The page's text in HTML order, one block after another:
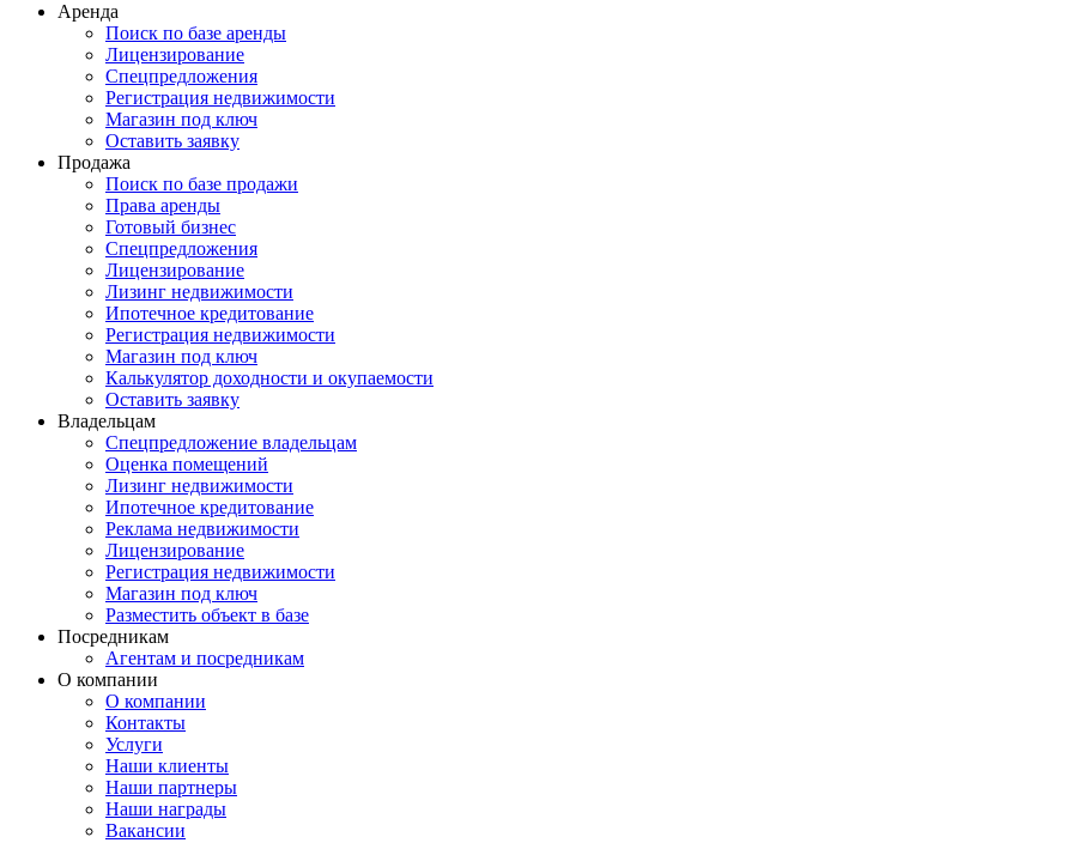
Аренда
Поиск по базе аренды
Лицензирование
Спецпредложения
Регистрация недвижимости
Магазин под ключ
Оставить заявку
Продажа
Поиск по базе продажи
Права аренды
Готовый бизнес
Спецпредложения
Лицензирование
Лизинг недвижимости
Ипотечное кредитование
Регистрация недвижимости
Магазин под ключ
Калькулятор доходности и окупаемости
Оставить заявку
Владельцам
Спецпредложение владельцам
Оценка помещений
Лизинг недвижимости
Ипотечное кредитование
Реклама недвижимости
Лицензирование
Регистрация недвижимости
Магазин под ключ
Разместить объект в базе
Посредникам
Агентам и посредникам
О компании
О компании
Контакты
Услуги
Наши клиенты
Наши партнеры
Наши награды
Вакансии